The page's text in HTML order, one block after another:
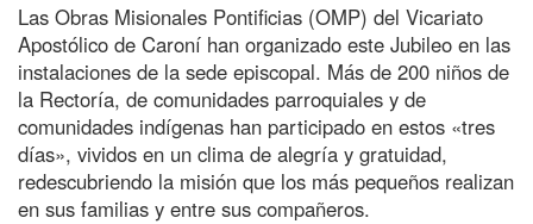
Las Obras Misionales Pontificias (OMP) del Vicariato
Apostólico de Caroní han organizado este Jubileo en las
instalaciones de la sede episcopal. Más de 200 niños de
la Rectoría, de comunidades parroquiales y de
comunidades indígenas han participado en estos «tres
días», vividos en un clima de alegría y gratuidad,
redescubriendo la misión que los más pequeños realizan
en sus familias y entre sus compañeros.